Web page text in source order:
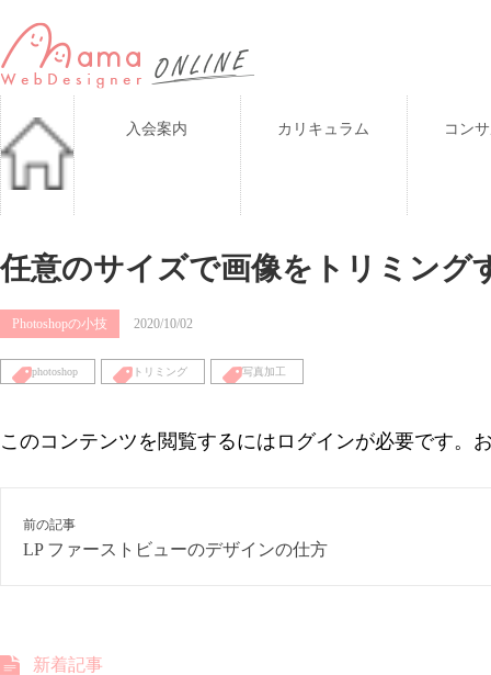
入会案内 カリキュラム コン
任意のサイズで画像をトリミング
Photoshopの小技 2020/10/02
photoshop トリミング 写真加工
このコンテンツを閲覧するにはログインが必要です。
前の記事
LP ファーストビューのデザインの仕方
新着記事